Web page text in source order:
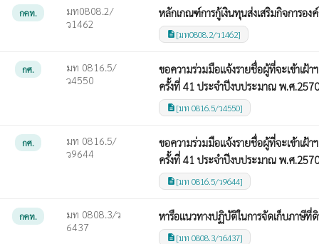
กคท.
มท0808.2/
ว1462
หลักเกณฑ์การกู้เงินทุนส่งเสริมกิจการอง
description [มท0808.2/ว1462]
กศ.
มท 0816.5/
ว4550
ขอความร่วมมือแจ้งรายชื่อผู้ที่จะเข้าเฝ้
ครั้งที่ 41 ประจำปีงบประมาณ พ.ศ.2570
description [มท 0816.5/ว4550]
กศ.
มท 0816.5/
ว9644
ขอความร่วมมือแจ้งรายชื่อผู้ที่จะเข้าเฝ้
ครั้งที่ 41 ประจำปีงบประมาณ พ.ศ.2570
description [มท 0816.5/ว9644]
กคท.
มท 0808.3/ว
6437
หารือแนวทางปฏิบัติในการจัดเก็บภาษีที่
description [มท 0808.3/ว6437]